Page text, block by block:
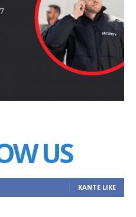
US
ΚΆΝΤΕ LIKE